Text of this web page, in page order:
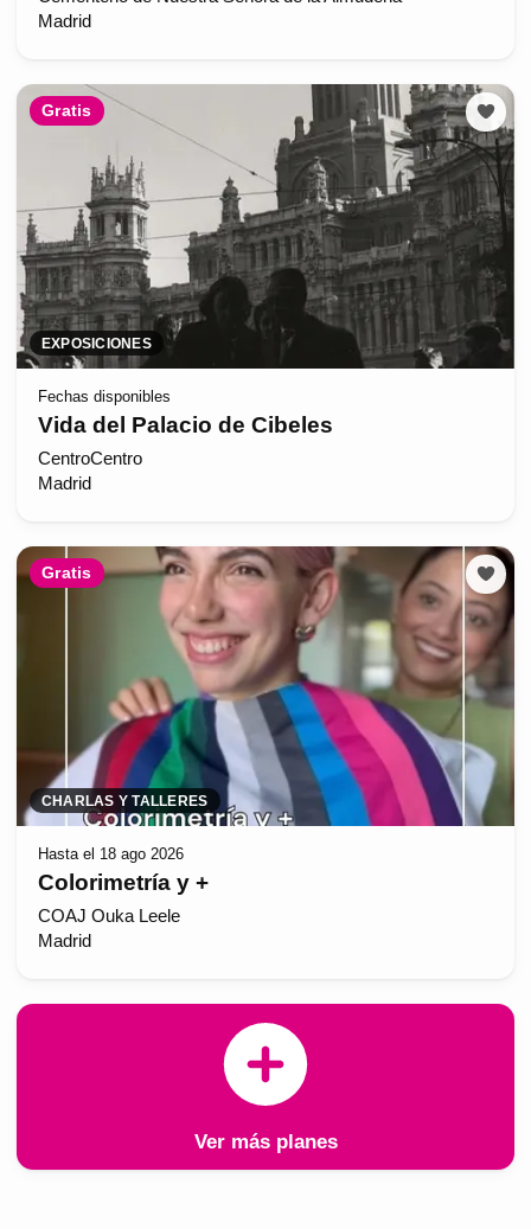
Madrid
Gratis
EXPOSICIONES
Fechas disponibles
Vida del Palacio de Cibeles
CentroCentro
Madrid
Gratis
CHARLAS Y TALLERES
Hasta el 18 ago 2026
Colorimetría y +
COAJ Ouka Leele
Madrid
Ver más planes